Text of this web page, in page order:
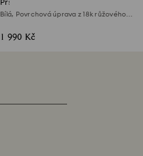
Prsten Matrix
Bílá, Povrchová úprava z 18k růžového
1 990 Kč